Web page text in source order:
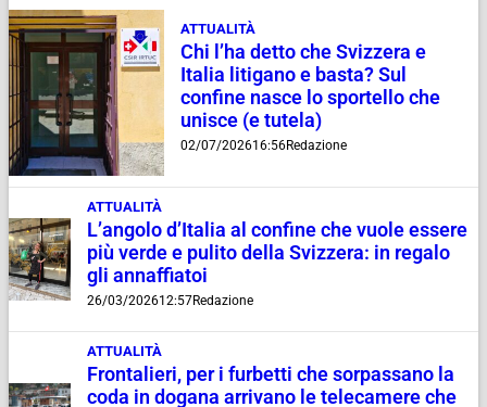
ATTUALITÀ
Chi l’ha detto che Svizzera e
Italia litigano e basta? Sul
confine nasce lo sportello che
unisce (e tutela)
02/07/202616:56Redazione
ATTUALITÀ
L’angolo d’Italia al confine che vuole essere
più verde e pulito della Svizzera: in regalo
gli annaffiatoi
26/03/202612:57Redazione
ATTUALITÀ
Frontalieri, per i furbetti che sorpassano la
coda in dogana arrivano le telecamere che